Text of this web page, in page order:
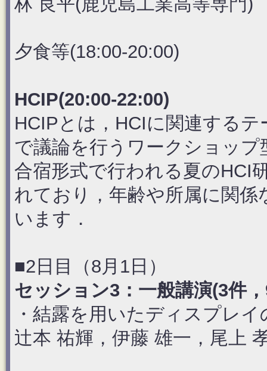
夕食等(18:00-20:00)
HCIP(20:00-22:00)
HCIPとは，HCIに関連する
で議論を行うワークショッ
合宿形式で行われる夏のHCI
れており，年齢や所属に関
います．
■2日目（8月1日）
セッション3：一般講演(3件
・結露を用いたディスプレ
辻本 祐輝，伊藤 雄一，尾上